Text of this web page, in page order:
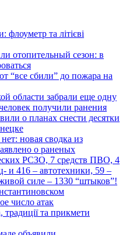
флоуметр та літієві
отопительный сезон: в
“все сбили” до пожара на
области забрали еще одну
получили ранения
о планах снести десятки
новая сводка из
о раненых
РСЗО, 7 средств ПВО, 4
и 416 – автотехники, 59 –
силе – 1330 “штыков”!
число атак
та прикмети